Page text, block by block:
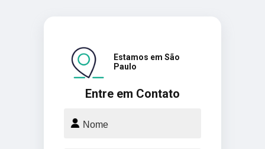
Entre em Contato
Estamos em São
Paulo